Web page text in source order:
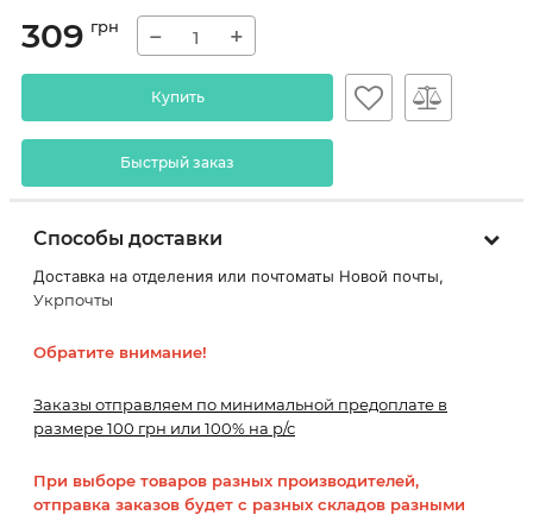
309 грн − +
Купить
Быстрый заказ
Способы доставки
Доставка на отделения или почтоматы Новой почты,
Укрпочты
Обратите внимание!
Заказы отправляем по минимальной предоплате в
размере 100 грн или 100% на р/с
При выборе товаров разных производителей,
отправка заказов будет с разных складов разными